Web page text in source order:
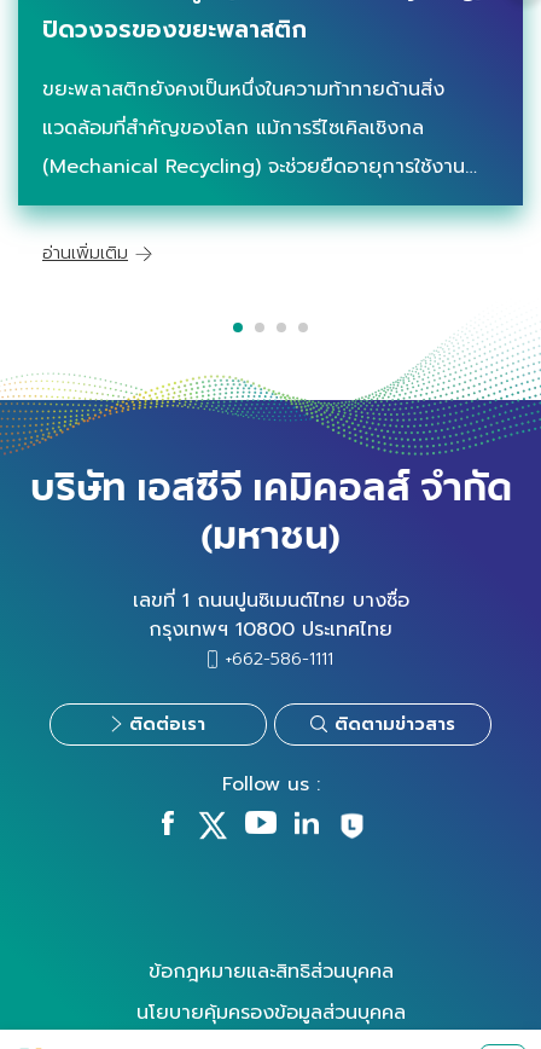
ปิดวงจรของขยะพลาสติก
ขยะพลาสติกยังคงเป็นหนึ่งในความท้าทายด้านสิ่ง
แวดล้อมที่สำคัญของโลก แม้การรีไซเคิลเชิงกล
(Mechanical Recycling) จะช่วยยืดอายุการใช้งาน
ของพลาสติกได้บางส่วน แต่ก็ยังมีวัสดุจำนวนมากที่ไม่
สามารถรีไซเคิลได้ง่าย โดยเฉพาะฟิล์มหลายชั้น หรือขยะ
อ่านเพิ่มเติม
บริษัท เอสซีจี เคมิคอลส์ จำกัด
(มหาชน)
เลขที่ 1 ถนนปูนซิเมนต์ไทย บางซื่อ
กรุงเทพฯ 10800 ประเทศไทย
+662-586-1111
ติดต่อเรา ติดตามข่าวสาร
Follow us :
ข้อกฎหมายและสิทธิส่วนบุคคล
นโยบายคุ้มครองข้อมูลส่วนบุคคล